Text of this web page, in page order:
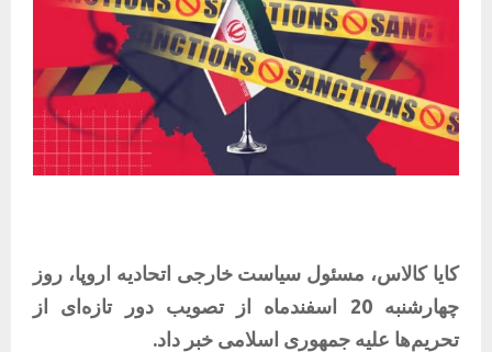
کایا کالاس، مسئول سیاست خارجی اتحادیه اروپا، روز
چهارشنبه 20 اسفندماه از تصویب دور تازه‌ای از
تحریم‌ها علیه جمهوری اسلامی خبر داد.